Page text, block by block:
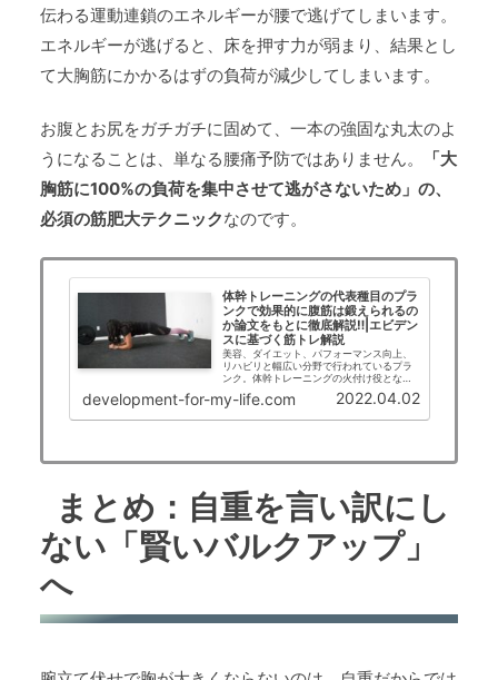
伝わる運動連鎖のエネルギーが腰で逃げてしまいます。
エネルギーが逃げると、床を押す力が弱まり、結果とし
て大胸筋にかかるはずの負荷が減少してしまいます。
お腹とお尻をガチガチに固めて、一本の強固な丸太のよ
うになることは、単なる腰痛予防ではありません。
「大
胸筋に100%の負荷を集中させて逃がさないため」の、
必須の筋肥大テクニックなのです。
体幹トレーニングの代表種目のプラ
ンクで効果的に腹筋は鍛えられるの
か論文をもとに徹底解説‼|エビデン
スに基づく筋トレ解説
美容、ダイエット、パフォーマンス向上、
リハビリと幅広い分野で行われているプラ
ンク。体幹トレーニングの火付け役となっ
た代表的なトレーニング方法ですが、実際
の効果はどの程度あるのでしょうか??論文
development-for-my-life.com 2022.04.02
まとめ：自重を言い訳にし
ない「賢いバルクアップ」
へ